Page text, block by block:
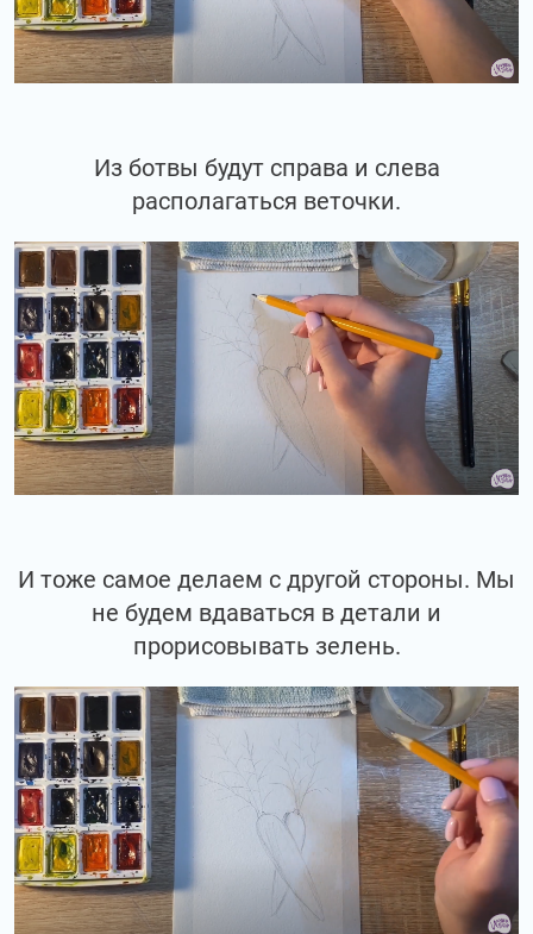
Из ботвы будут справа и слева
располагаться веточки.
И тоже самое делаем с другой стороны. Мы
не будем вдаваться в детали и
прорисовывать зелень.